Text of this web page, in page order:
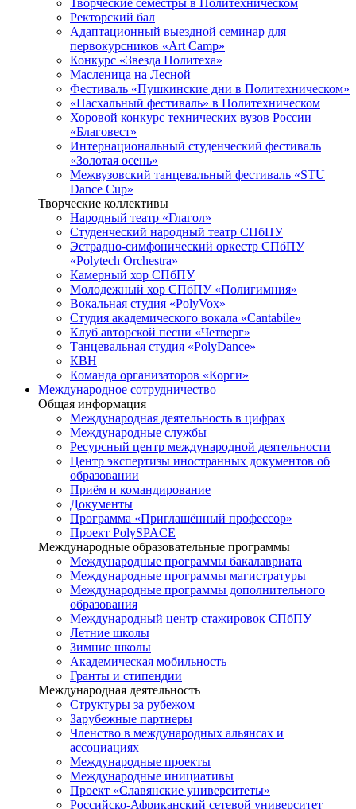
Ректорский бал
Адаптационный выездной семинар для
первокурсников «Art Camp»
Конкурс «Звезда Политеха»
Масленица на Лесной
Фестиваль «Пушкинские дни в Политехническом»
«Пасхальный фестиваль» в Политехническом
Хоровой конкурс технических вузов России
«Благовест»
Интернациональный студенческий фестиваль
«Золотая осень»
Межвузовский танцевальный фестиваль «STU
Dance Cup»
Творческие коллективы
Народный театр «Глагол»
Студенческий народный театр СПбПУ
Эстрадно-симфонический оркестр СПбПУ
«Polytech Orchestra»
Камерный хор СПбПУ
Молодежный хор СПбПУ «Полигимния»
Вокальная студия «PolyVox»
Студия академического вокала «Cantabile»
Клуб авторской песни «Четверг»
Танцевальная студия «PolyDance»
КВН
Команда организаторов «Корги»
Международное сотрудничество
Общая информация
Международная деятельность в цифрах
Международные службы
Ресурсный центр международной деятельности
Центр экспертизы иностранных документов об
образовании
Приём и командирование
Документы
Программа «Приглашённый профессор»
Проект PolySPACE
Международные образовательные программы
Международные программы бакалавриата
Международные программы магистратуры
Международные программы дополнительного
образования
Международный центр стажировок СПбПУ
Летние школы
Зимние школы
Академическая мобильность
Гранты и стипендии
Международная деятельность
Структуры за рубежом
Зарубежные партнеры
Членство в международных альянсах и
ассоциациях
Международные проекты
Международные инициативы
Проект «Славянские университеты»
Российско-Африканский сетевой университет